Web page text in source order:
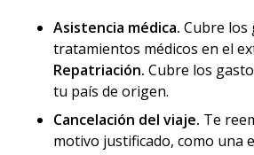
Asistencia médica. Cubre los
tratamientos médicos en el
Repatriación. Cubre los
tu país de origen.
Cancelación del viaje. Te
motivo justificado, como una